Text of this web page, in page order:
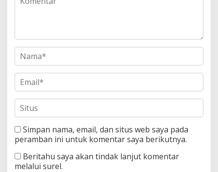
Simpan nama, email, dan situs web saya pada
peramban ini untuk komentar saya berikutnya.
Beritahu saya akan tindak lanjut komentar
melalui surel.